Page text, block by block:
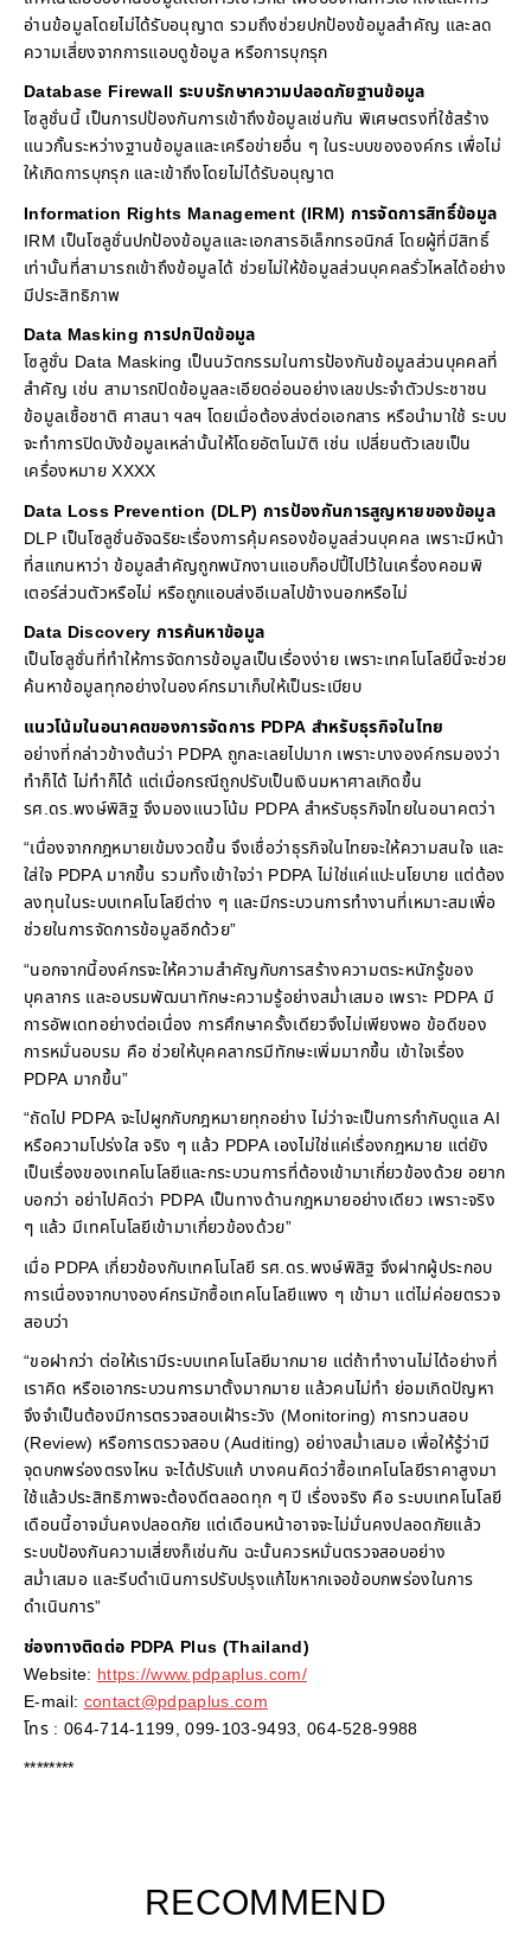
อ่านข้อมูลโดยไม่ได้รับอนุญาต รวมถึงช่วยปกป้องข้อมูลสำคัญ และลด
ความเสี่ยงจากการแอบดูข้อมูล หรือการบุกรุก
Database Firewall ระบบรักษาความปลอดภัยฐานข้อมูล
โซลูชั่นนี้ เป็นการปป้องกันการเข้าถึงข้อมูลเช่นกัน พิเศษตรงที่ใช้สร้าง
แนวกั้นระหว่างฐานข้อมูลและเครือข่ายอื่น ๆ ในระบบขององค์กร เพื่อไม่
ให้เกิดการบุกรุก และเข้าถึงโดยไม่ได้รับอนุญาต
Information Rights Management (IRM) การจัดการสิทธิ์ข้อมูล
IRM เป็นโซลูชั่นปกป้องข้อมูลและเอกสารอิเล็กทรอนิกส์ โดยผู้ที่มีสิทธิ์
เท่านั้นที่สามารถเข้าถึงข้อมูลได้ ช่วยไม่ให้ข้อมูลส่วนบุคคลรั่วไหลได้อย่าง
มีประสิทธิภาพ
Data Masking การปกปิดข้อมูล
โซลูชั่น Data Masking เป็นนวัตกรรมในการป้องกันข้อมูลส่วนบุคคลที่
สำคัญ เช่น สามารถปิดข้อมูลละเอียดอ่อนอย่างเลขประจำตัวประชาชน
ข้อมูลเชื้อชาติ ศาสนา ฯลฯ โดยเมื่อต้องส่งต่อเอกสาร หรือนำมาใช้ ระบบ
จะทำการปิดบังข้อมูลเหล่านั้นให้โดยอัตโนมัติ เช่น เปลี่ยนตัวเลขเป็น
เครื่องหมาย XXXX
Data Loss Prevention (DLP) การป้องกันการสูญหายของข้อมูล
DLP เป็นโซลูชั่นอัจฉริยะเรื่องการคุ้มครองข้อมูลส่วนบุคคล เพราะมีหน้า
ที่สแกนหาว่า ข้อมูลสำคัญถูกพนักงานแอบก็อปปี้ไปไว้ในเครื่องคอมพิ
เตอร์ส่วนตัวหรือไม่ หรือถูกแอบส่งอีเมลไปข้างนอกหรือไม่
Data Discovery การค้นหาข้อมูล
เป็นโซลูชั่นที่ทำให้การจัดการข้อมูลเป็นเรื่องง่าย เพราะเทคโนโลยีนี้จะช่วย
ค้นหาข้อมูลทุกอย่างในองค์กรมาเก็บให้เป็นระเบียบ
แนวโน้มในอนาคตของการจัดการ PDPA สำหรับธุรกิจในไทย
อย่างที่กล่าวข้างต้นว่า PDPA ถูกละเลยไปมาก เพราะบางองค์กรมองว่า
ทำก็ได้ ไม่ทำก็ได้ แต่เมื่อกรณีถูกปรับเป็นเงินมหาศาลเกิดขึ้น
รศ.ดร.พงษ์พิสิฐ จึงมองแนวโน้ม PDPA สำหรับธุรกิจไทยในอนาคตว่า
“เนื่องจากกฎหมายเข้มงวดขึ้น จึงเชื่อว่าธุรกิจในไทยจะให้ความสนใจ และ
ใส่ใจ PDPA มากขึ้น รวมทั้งเข้าใจว่า PDPA ไม่ใช่แค่แปะนโยบาย แต่ต้อง
ลงทุนในระบบเทคโนโลยีต่าง ๆ และมีกระบวนการทำงานที่เหมาะสมเพื่อ
ช่วยในการจัดการข้อมูลอีกด้วย”
“นอกจากนี้องค์กรจะให้ความสำคัญกับการสร้างความตระหนักรู้ของ
บุคลากร และอบรมพัฒนาทักษะความรู้อย่างสม่ำเสมอ เพราะ PDPA มี
การอัพเดทอย่างต่อเนื่อง การศึกษาครั้งเดียวจึงไม่เพียงพอ ข้อดีของ
การหมั่นอบรม คือ ช่วยให้บุคคลากรมีทักษะเพิ่มมากขึ้น เข้าใจเรื่อง
PDPA มากขึ้น”
“ถัดไป PDPA จะไปผูกกับกฎหมายทุกอย่าง ไม่ว่าจะเป็นการกำกับดูแล AI
หรือความโปร่งใส จริง ๆ แล้ว PDPA เองไม่ใช่แค่เรื่องกฎหมาย แต่ยัง
เป็นเรื่องของเทคโนโลยีและกระบวนการที่ต้องเข้ามาเกี่ยวข้องด้วย อยาก
บอกว่า อย่าไปคิดว่า PDPA เป็นทางด้านกฎหมายอย่างเดียว เพราะจริง
ๆ แล้ว มีเทคโนโลยีเข้ามาเกี่ยวข้องด้วย”
เมื่อ PDPA เกี่ยวข้องกับเทคโนโลยี รศ.ดร.พงษ์พิสิฐ จึงฝากผู้ประกอบ
การเนื่องจากบางองค์กรมักซื้อเทคโนโลยีแพง ๆ เข้ามา แต่ไม่ค่อยตรวจ
สอบว่า
“ขอฝากว่า ต่อให้เรามีระบบเทคโนโลยีมากมาย แต่ถ้าทำงานไม่ได้อย่างที่
เราคิด หรือเอากระบวนการมาตั้งมากมาย แล้วคนไม่ทำ ย่อมเกิดปัญหา
จึงจำเป็นต้องมีการตรวจสอบเฝ้าระวัง (Monitoring) การทวนสอบ
(Review) หรือการตรวจสอบ (Auditing) อย่างสม่ำเสมอ เพื่อให้รู้ว่ามี
จุดบกพร่องตรงไหน จะได้ปรับแก้ บางคนคิดว่าซื้อเทคโนโลยีราคาสูงมา
ใช้แล้วประสิทธิภาพจะต้องดีตลอดทุก ๆ ปี เรื่องจริง คือ ระบบเทคโนโลยี
เดือนนี้อาจมั่นคงปลอดภัย แต่เดือนหน้าอาจจะไม่มั่นคงปลอดภัยแล้ว
ระบบป้องกันความเสี่ยงก็เช่นกัน ฉะนั้นควรหมั่นตรวจสอบอย่าง
สม่ำเสมอ และรีบดำเนินการปรับปรุงแก้ไขหากเจอข้อบกพร่องในการ
ดำเนินการ”
ช่องทางติดต่อ PDPA Plus (Thailand)
Website: https://www.pdpaplus.com/
E-mail: contact@pdpaplus.com
โทร : 064-714-1199, 099-103-9493, 064-528-9988
********
RECOMMEND